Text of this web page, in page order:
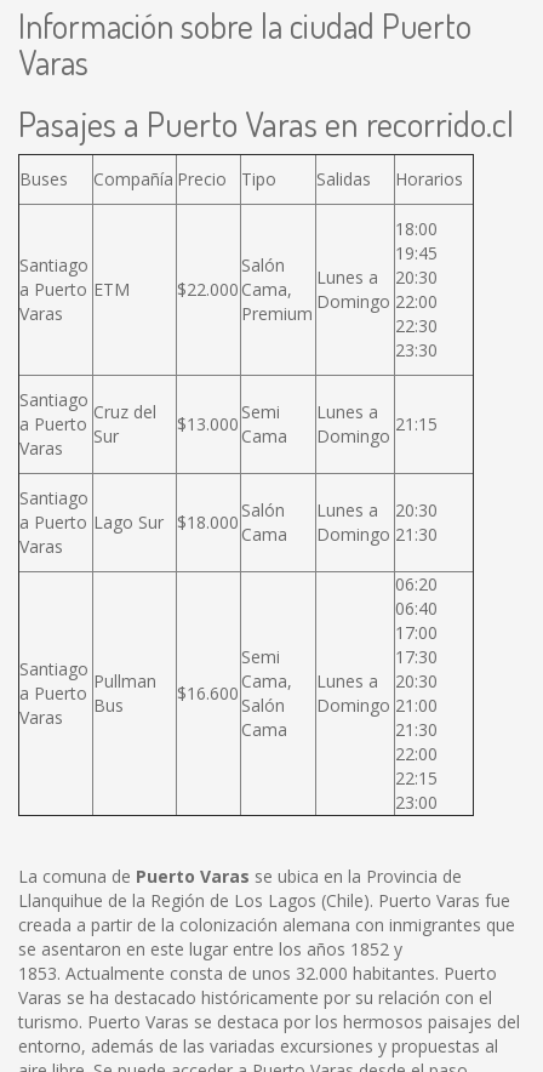
Información sobre la ciudad Puerto
Varas
Pasajes a Puerto Varas en recorrido.cl
Buses Compañía Precio Tipo Salidas Horarios
Santiago
a Puerto
Varas
ETM $22.000
Salón
Cama,
Premium
Lunes a
Domingo
18:00
19:45
20:30
22:00
22:30
23:30
Santiago
a Puerto
Varas
Cruz del
Sur
$13.000
Semi
Cama
Lunes a
Domingo
21:15
Santiago
a Puerto
Varas
Lago Sur $18.000
Salón
Cama
Lunes a
Domingo
20:30
21:30
Santiago
a Puerto
Varas
Pullman
Bus
$16.600
Semi
Cama,
Salón
Cama
Lunes a
Domingo
06:20
06:40
17:00
17:30
20:30
21:00
21:30
22:00
22:15
23:00
La comuna de Puerto Varas se ubica en la Provincia de
Llanquihue de la Región de Los Lagos (Chile). Puerto Varas fue
creada a partir de la colonización alemana con inmigrantes que
se asentaron en este lugar entre los años 1852 y
1853. Actualmente consta de unos 32.000 habitantes. Puerto
Varas se ha destacado históricamente por su relación con el
turismo. Puerto Varas se destaca por los hermosos paisajes del
entorno, además de las variadas excursiones y propuestas al